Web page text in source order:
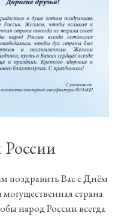
России
поздравить Вас с Днём
страна
народ России всегда